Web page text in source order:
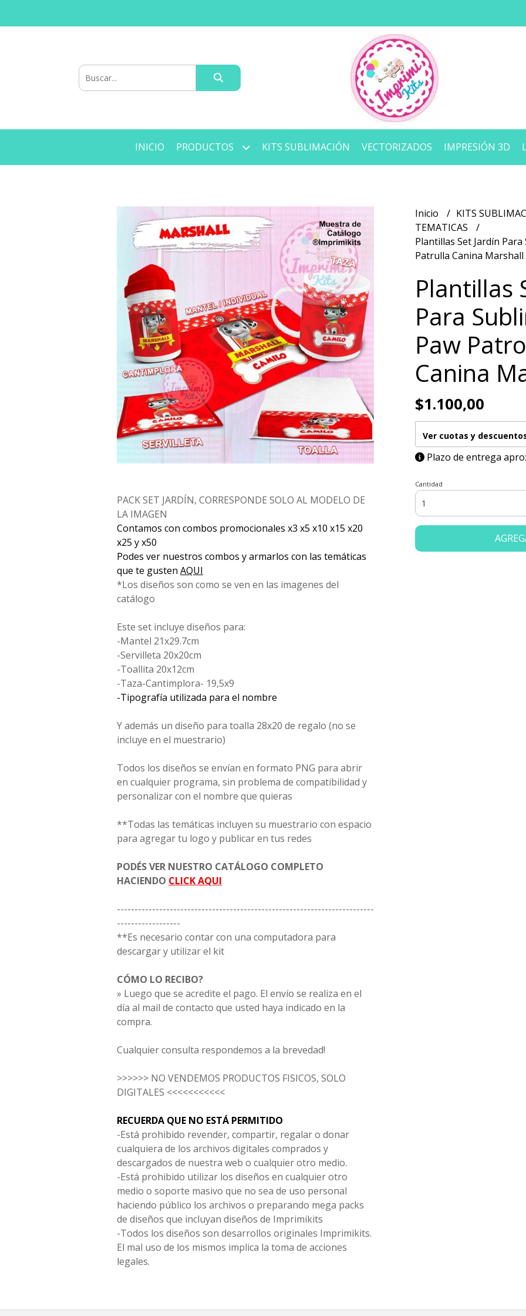
INICIO PRODUCTOS KITS SUBLIMACIÓN VECTORIZADOS IMPRESIÓN 3D
PACK SET JARDÍN, CORRESPONDE SOLO AL MODELO DE
LA IMAGEN
Contamos con combos promocionales x3 x5 x10 x15 x20
x25 y x50
Podes ver nuestros combos y armarlos con las temáticas
que te gusten AQUI
*Los diseños son como se ven en las imagenes del
catálogo
Este set incluye diseños para:
-Mantel 21x29.7cm
-Servilleta 20x20cm
-Toallita 20x12cm
-Taza-Cantimplora- 19,5x9
-Tipografía utilizada para el nombre
Y además un diseño para toalla 28x20 de regalo (no se
incluye en el muestrario)
Todos los diseños se envían en formato PNG para abrir
en cualquier programa, sin problema de compatibilidad y
personalizar con el nombre que quieras
**Todas las temáticas incluyen su muestrario con espacio
para agregar tu logo y publicar en tus redes
PODÉS VER NUESTRO CATÁLOGO COMPLETO
HACIENDO CLICK AQUI
-------------------------------------------------------------------------
------------------
**Es necesario contar con una computadora para
descargar y utilizar el kit
CÓMO LO RECIBO?
» Luego que se acredite el pago. El envío se realiza en el
día al mail de contacto que usted haya indicado en la
compra.
Cualquier consulta respondemos a la brevedad!
>>>>>> NO VENDEMOS PRODUCTOS FISICOS, SOLO
DIGITALES <<<<<<<<<<<
RECUERDA QUE NO ESTÁ PERMITIDO
-Está prohibido revender, compartir, regalar o donar
cualquiera de los archivos digitales comprados y
descargados de nuestra web o cualquier otro medio.
-Está prohibido utilizar los diseños en cualquier otro
medio o soporte masivo que no sea de uso personal
haciendo público los archivos o preparando mega packs
de diseños que incluyan diseños de Imprimikits
-Todos los diseños son desarrollos originales Imprimikits.
El mal uso de los mismos implica la toma de acciones
legales.
Inicio KITS
TEMATICAS
Plantillas Set Jardín
Patrulla Canina Marshall
Plantillas
Para
Paw
Canina
$1.100,00
Ver cuotas y
Plazo de entrega
Cantidad